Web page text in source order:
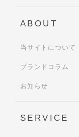
ABOUT
当サイトについて
ブランドコラム
お知らせ
SERVICE